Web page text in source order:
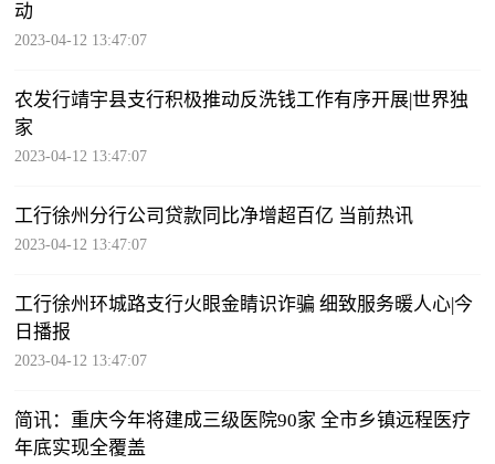
动
2023-04-12 13:47:07
农发行靖宇县支行积极推动反洗钱工作有序开展|世界独
家
2023-04-12 13:47:07
工行徐州分行公司贷款同比净增超百亿 当前热讯
2023-04-12 13:47:07
工行徐州环城路支行火眼金睛识诈骗 细致服务暖人心|今
日播报
2023-04-12 13:47:07
简讯：重庆今年将建成三级医院90家 全市乡镇远程医疗
年底实现全覆盖